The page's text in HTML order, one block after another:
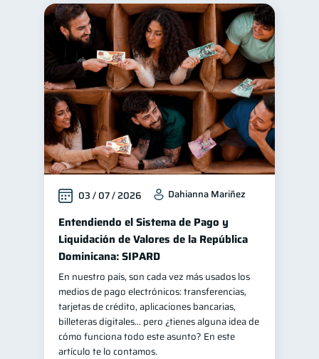
Criptomonedas
Cuenta Inactiva 1
Mipymes 1 Salud mental 1
Finanzas personales 44
Manejo de deudas 31
Educación financiera 31
Finanzas para jóvenes 30
Control de deudas 30
Finanzas familiares 25
Inclusión financiera 22
Bienestar financiero 22
Finanzas para mujeres
Seguridad financiera 13
Salud financiera 12
Productos financieros 11
03 / 07 / 2026 Dahianna Mariñez
Entendiendo el Sistema de Pago y
Liquidación de Valores de la República
Dominicana: SIPARD
En nuestro país, son cada vez más usados los
medios de pago electrónicos: transferencias,
tarjetas de crédito, aplicaciones bancarias,
billeteras digitales… pero ¿tienes alguna idea de
cómo funciona todo este asunto? En este
artículo te lo contamos.